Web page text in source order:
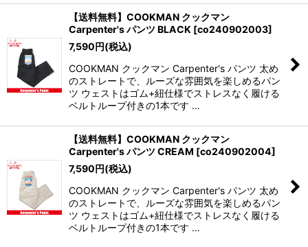
【送料無料】COOKMAN クックマン
Carpenter's パンツ BLACK [co240902003]
7,590円(税込)
COOKMAN クックマン Carpenter's パンツ 太め
のストレートで、ルーズな雰囲気を楽しめるパン
ツ ウェストはゴム+紐仕様でストレスなく履ける
ベルトループ付きの1本です …
【送料無料】COOKMAN クックマン
Carpenter's パンツ CREAM [co240902004]
7,590円(税込)
COOKMAN クックマン Carpenter's パンツ 太め
のストレートで、ルーズな雰囲気を楽しめるパン
ツ ウェストはゴム+紐仕様でストレスなく履ける
ベルトループ付きの1本です …